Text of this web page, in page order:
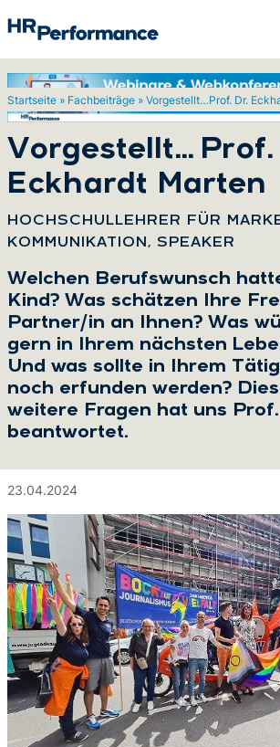
Startseite » Fachbeiträge » Vorgestellt…Prof. Dr.
Vorgestellt…Prof.
Eckhardt Marten
HOCHSCHULLEHRER FÜR
KOMMUNIKATION, SPEAKER
Welchen Berufswunsch
Kind? Was schätzen Ihre
Partner/in an Ihnen? Was
gern in Ihrem nächsten
Und was sollte in Ihrem
noch erfunden werden?
weitere Fragen hat uns
beantwortet.
23.04.2024